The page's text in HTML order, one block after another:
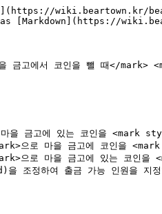
wiki.beartown.kr/
[Markdown](https://
고에서 코인을 뺄 때</
금고에 있는 코인을 <mark
으로 마을 금고에 코인을
으로 마을 금고에 있는 코인